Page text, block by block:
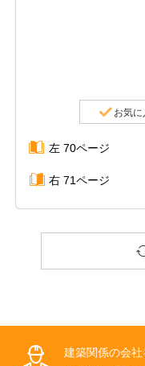
お気に
左 70ページ
右 71ページ
建築関係の会